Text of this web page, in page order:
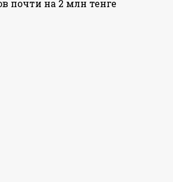
почти на 2 млн тенге